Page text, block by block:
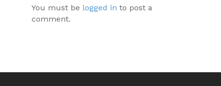
You must be logged in to post a
comment.